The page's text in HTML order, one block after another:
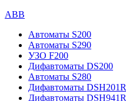
ABB
Автоматы S200
Автоматы S290
УЗО F200
Дифавтоматы DS200
Автоматы S280
Дифавтоматы DSH201R
Дифавтоматы DSH941R